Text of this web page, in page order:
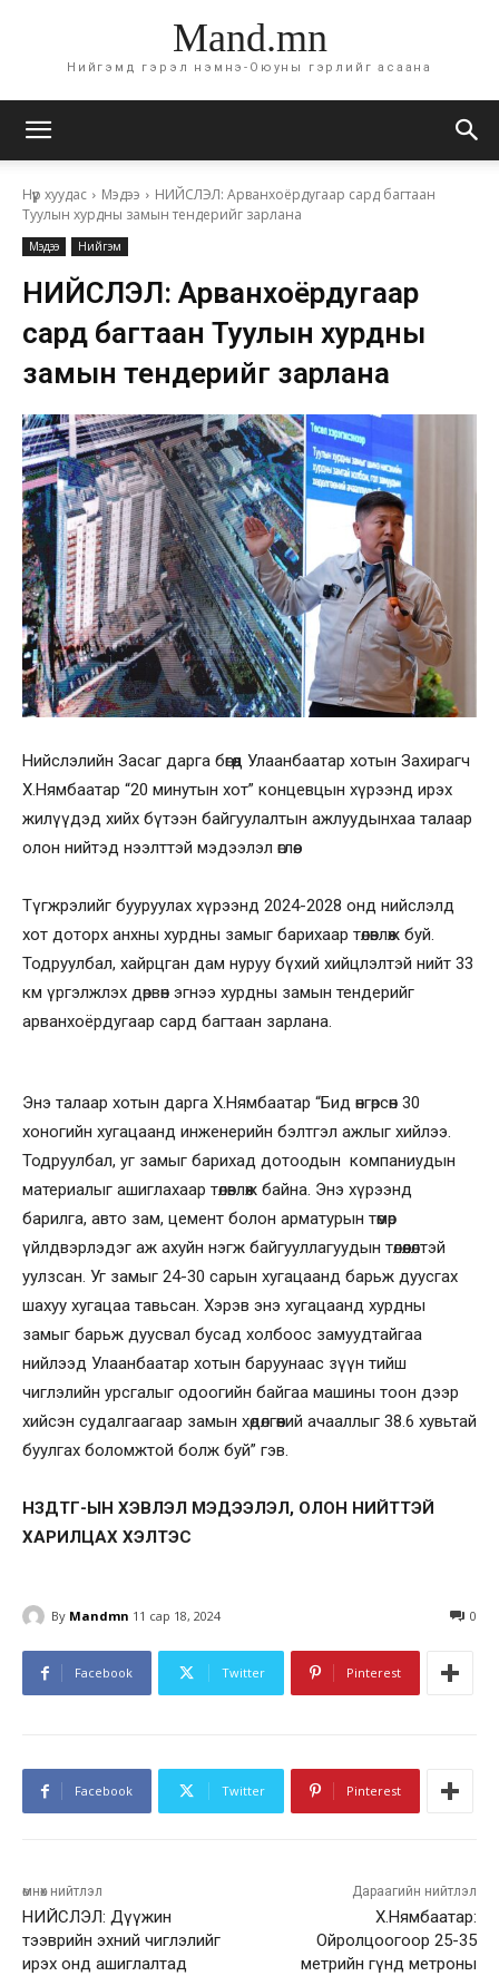
Mand.mn
Нийгэмд гэрэл нэмнэ-Оюуны гэрлийг асаана
Нүүр хуудас Мэдээ
НИЙСЛЭЛ: Арванхоёрдугаар сард багтаан
Туулын хурдны замын тендерийг зарлана
Мэдээ Нийгэм
НИЙСЛЭЛ: Арванхоёрдугаар
сард багтаан Туулын хурдны
замын тендерийг зарлана
Нийслэлийн Засаг дарга бөгөөд Улаанбаатар хотын Захирагч
Х.Нямбаатар “20 минутын хот” концевцын хүрээнд ирэх
жилүүдэд хийх бүтээн байгуулалтын ажлуудынхаа талаар
олон нийтэд нээлттэй мэдээлэл өглөө.
Түгжрэлийг бууруулах хүрээнд 2024-2028 онд нийслэлд
хот доторх анхны хурдны замыг барихаар төлөвлөж буй.
Тодруулбал, хайрцган дам нуруу бүхий хийцлэлтэй нийт 33
км үргэлжлэх дөрвөн эгнээ хурдны замын тендерийг
арванхоёрдугаар сард багтаан зарлана.
Энэ талаар хотын дарга Х.Нямбаатар “Бид өнгөрсөн 30
хоногийн хугацаанд инженерийн бэлтгэл ажлыг хийлээ.
Тодруулбал, уг замыг барихад дотоодын компаниудын
материалыг ашиглахаар төлөвлөж байна. Энэ хүрээнд
барилга, авто зам, цемент болон арматурын төмөр
үйлдвэрлэдэг аж ахуйн нэгж байгууллагуудын төлөөлөлтэй
уулзсан. Уг замыг 24-30 сарын хугацаанд барьж дуусгах
шахуу хугацаа тавьсан. Хэрэв энэ хугацаанд хурдны
замыг барьж дуусвал бусад холбоос замуудтайгаа
нийлээд Улаанбаатар хотын баруунаас зүүн тийш
чиглэлийн урсгалыг одоогийн байгаа машины тоон дээр
хийсэн судалгаагаар замын хөдөлгөөний ачааллыг 38.6 хувьтай
буулгах боломжтой болж буй” гэв.
НЗДТГ-ЫН ХЭВЛЭЛ МЭДЭЭЛЭЛ, ОЛОН НИЙТТЭЙ
ХАРИЛЦАХ ХЭЛТЭС
By Mandmn 11 сар 18, 2024 0
Facebook Twitter Pinterest
Facebook Twitter Pinterest
өмнөх нийтлэл
НИЙСЛЭЛ: Дүүжин
тээврийн эхний чиглэлийг
ирэх онд ашиглалтад
Дараагийн нийтлэл
Х.Нямбаатар:
Ойролцоогоор 25-35
метрийн гүнд метроны